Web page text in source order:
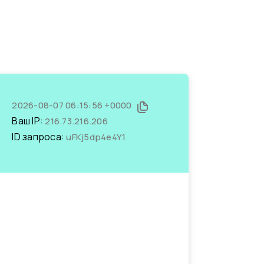
2026-08-07 06:15:56 +0000
Ваш IP:216.73.216.206
ID запроса:uFKj5dp4e4Y1